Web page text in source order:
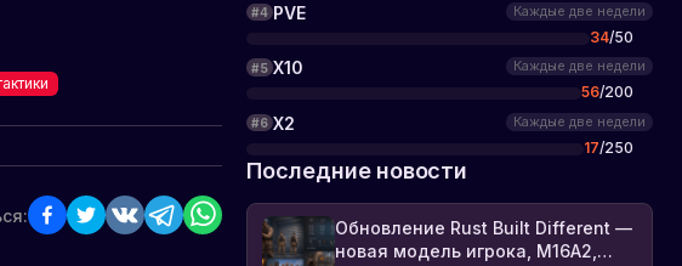
#4 PVE Каждые две недели
34/50
#5 X10 Каждые две недели
56/200
#6 X2 Каждые две недели
17/250
Последние новости
Обновление Rust Built Different —
новая модель игрока, M16A2,